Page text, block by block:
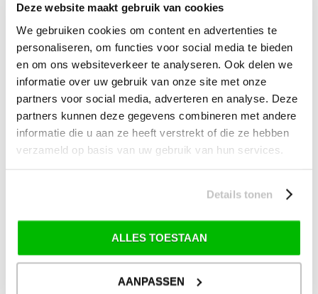
Deze website maakt gebruik van cookies
We gebruiken cookies om content en advertenties te
personaliseren, om functies voor social media te bieden
en om ons websiteverkeer te analyseren. Ook delen we
informatie over uw gebruik van onze site met onze
partners voor social media, adverteren en analyse. Deze
partners kunnen deze gegevens combineren met andere
informatie die u aan ze heeft verstrekt of die ze hebben
verzameld op basis van uw gebruik van hun services.
Details tonen
ALLES TOESTAAN
AANPASSEN
SALE Outdoor
SALE Wintersport
SALE Schaatsen
VERZENDKOSTEN: € 8,99
GEEN VERZENDKOSTEN BOVEN € 175,-
*) Voor grotere pakketverzendingen en bijzondere (buitenland) bestemmingen kunnen
Kijk hier voor de ruilen-retourneren procedure
Waar is ons bedrijf gevestigd?
Drentse Poort 7
Nieuw Buinen (Stadskanaal)
info@tevelde.nl